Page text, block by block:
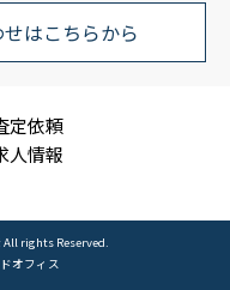
はこちらから
定依頼
人情報
rights Reserved.
オフィス